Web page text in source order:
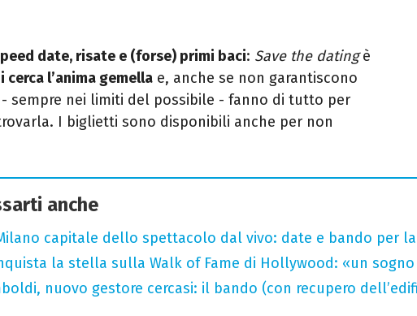
date, risate e (forse) primi baci: Save the datingè
l’anima gemella e, anche se non garantiscono
- sempre nei limiti del possibile - fanno di tutto per
I biglietti sono disponibili anche per non
anche
capitale dello spettacolo dal vivo: date e bando per
la stella sulla Walk of Fame di Hollywood: «un
nuovo gestore cercasi: il bando (con recupero